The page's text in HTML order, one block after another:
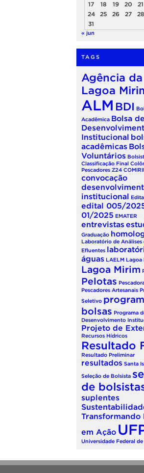
17
18 19 20 21
24
25 26 27 28
31
« jun
TAGS
Agência da
Lagoa
ALM BDI
Acadêmica Bolsa de
Institucional
acadêmicas
Voluntários
Classificação Final
Pescadores Z24
convocação
institucional
edital 005/
01/2025 EMATER
entrevistas
Graduação
Laboratório de Análises
Efluentes
águas LAELM Lagoa
Lagoa Mirim
Pelotas
Pescadores Artesanais
Seletivo
bolsas Programa
Desenvolvimento
Projeto de
Recursos Hídricos
Resultado
Resultado Preliminar
resultados Santa
Seleção de Bolsista
de
suplentes
Transformando
em Ação
Universidade Federal de